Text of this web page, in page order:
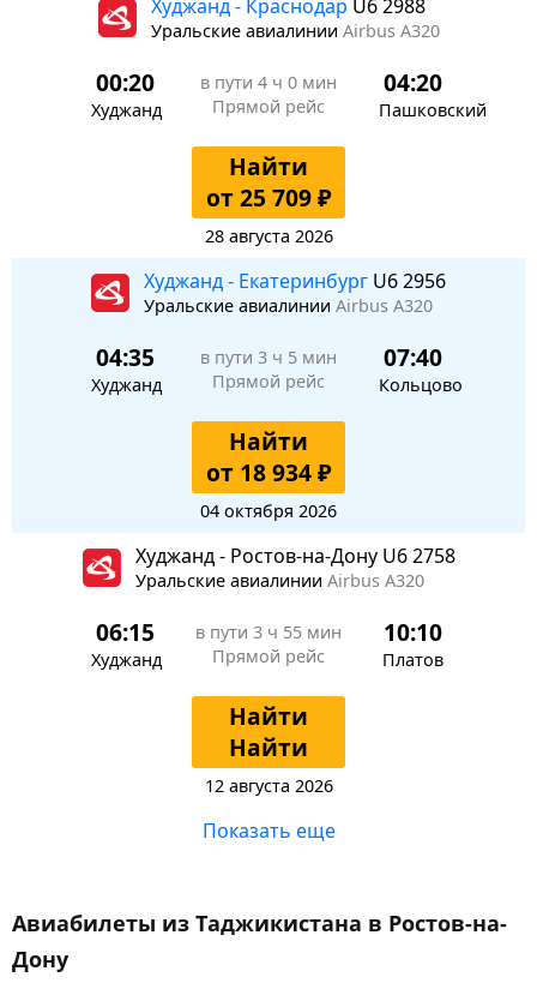
Худжанд - Краснодар U6 2988
Уральские авиалинии Airbus A320
00:20
Худжанд
в пути 4 ч 0 мин
Прямой рейс
04:20
Пашковский
Найти
от 25 709 ₽
28 августа 2026
Худжанд - Екатеринбург U6 2956
Уральские авиалинии Airbus A320
04:35
Худжанд
в пути 3 ч 5 мин
Прямой рейс
07:40
Кольцово
Найти
от 18 934 ₽
04 октября 2026
Худжанд - Ростов-на-Дону U6 2758
Уральские авиалинии Airbus A320
06:15
Худжанд
в пути 3 ч 55 мин
Прямой рейс
10:10
Платов
Найти
Найти
12 августа 2026
Показать еще
Авиабилеты из Таджикистана в Ростов-на-
Дону